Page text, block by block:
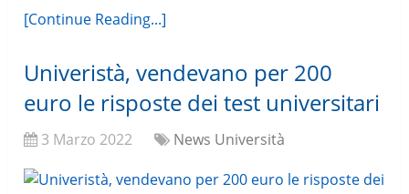
[Continue Reading...]
Univeristà, vendevano per 200
euro le risposte dei test universitari
3 Marzo 2022 News Università